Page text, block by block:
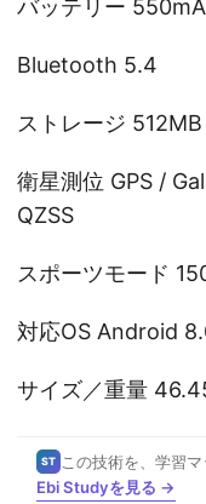
バッテリー
Bluetooth 5.4
ストレージ
衛星測位 GPS /
QZSS
スポーツモード
対応OS Android
サイズ／重量
ST
この技術を、学習
Ebi Studyを見る →